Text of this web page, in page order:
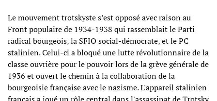
Le mouvement trotskyste s’est opposé avec raison au
Front populaire de 1934-1938 qui rassemblait le Parti
radical bourgeois, la SFIO social-démocrate, et le PC
stalinien. Celui-ci a bloqué une lutte révolutionnaire de la
classe ouvrière pour le pouvoir lors de la grève générale de
1936 et ouvert le chemin à la collaboration de la
bourgeoisie française avec le nazisme. L'appareil stalinien
français a joué un rôle central dans l'assassinat de Trotsky